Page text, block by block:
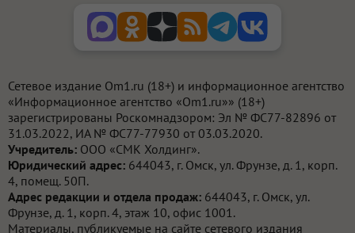
Сетевое издание Om1.ru (18+) и информационное агентство
«Информационное агентство «Om1.ru»» (18+)
зарегистрированы Роскомнадзором: Эл № ФС77-82896 от
31.03.2022, ИА № ФС77-77930 от 03.03.2020.
Учредитель: ООО «СМК Холдинг».
Юридический адрес: 644043, г. Омск, ул. Фрунзе, д. 1, корп.
4, помещ. 50П.
Адрес редакции и отдела продаж: 644043, г. Омск, ул.
Фрунзе, д. 1, корп. 4, этаж 10, офис 1001.
Материалы, публикуемые на сайте сетевого издания